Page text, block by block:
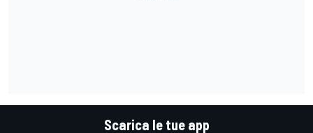
Scarica le tue app